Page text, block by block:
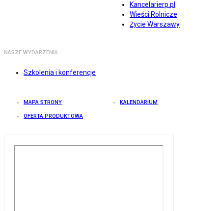
Kancelarierp.pl
Wieści Rolnicze
Życie Warszawy
NASZE WYDARZENIA
Szkolenia i konferencje
MAPA STRONY KALENDARIUM
OFERTA PRODUKTOWA